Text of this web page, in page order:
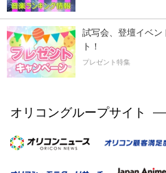
試写会、登壇イベン
ト！
プレゼント特集
オリコングループサイト